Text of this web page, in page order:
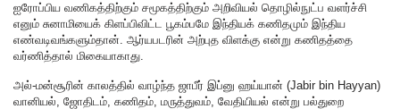
ஐரோப்பிய வணிகத்திற்கும் சமூகத்திற்கும் அறிவியல் தொழில்நுட்ப வளர்ச்சி
எனும் சுனாமியைக் கிளப்பிவிட்ட பூகம்பமே இந்தியக் கணிதமும் இந்திய
எண்வடிவங்களும்தான். ஆர்யபடரின் அற்புத விளக்கு என்று கணிதத்தை
வர்ணித்தால் மிகையாகாது.
அல்-மன்சூரின் காலத்தில் வாழ்ந்த ஜாபீர் இப்னு ஹய்யான் (Jabir bin Hayyan)
வானியல், ஜோதிடம், கணிதம், மருத்துவம், வேதியியல் என்று பல்துறை